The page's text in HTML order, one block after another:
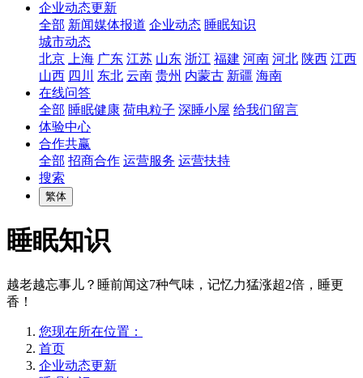
企业动态更新
全部 新闻媒体报道 企业动态 睡眠知识
城市动态
北京
上海 广东 江苏 山东 浙江 福建 河南 河北 陕西 江西
山西 四川 东北 云南 贵州 内蒙古 新疆 海南
在线问答
全部 睡眠健康 荷电粒子 深睡小屋 给我们留言
体验中心
合作共赢
全部 招商合作 运营服务 运营扶持
搜索
繁体
睡眠知识
越老越忘事儿？睡前闻这7种气味，记忆力猛涨超2倍，睡更
香！
您现在所在位置：
首页
企业动态更新